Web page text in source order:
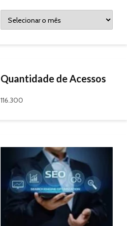
Quantidade de Acessos
116.300